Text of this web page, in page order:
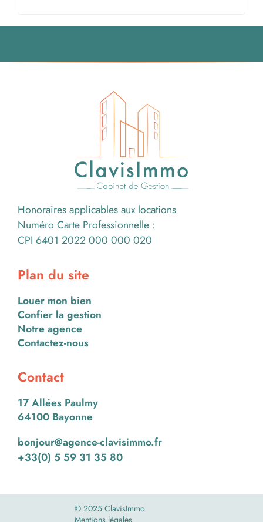
Honoraires applicables aux locations
Numéro Carte Professionnelle :
CPI 6401 2022 000 000 020
Plan du site
Louer mon bien
Confier la gestion
Notre agence
Contactez-nous
Contact
17 Allées Paulmy
64100 Bayonne
bonjour@agence-clavisimmo.fr
+33(0) 5 59 31 35 80
© 2025 ClavisImmo
Mentions légales